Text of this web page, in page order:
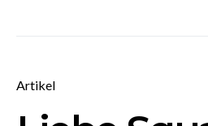
Artikel